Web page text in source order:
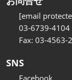
[email
03-6739-4104
Fax: 03-4563-
SNS
Facebook